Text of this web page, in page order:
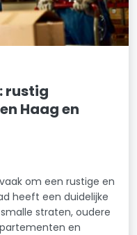
rustig
Haag en
om een rustige en
heeft een duidelijke
straten, oudere
en